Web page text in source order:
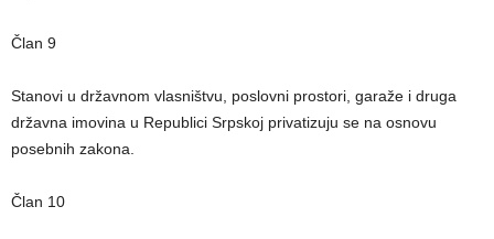
Član 9
Stanovi u državnom vlasništvu, poslovni prostori, garaže i druga
državna imovina u Republici Srpskoj privatizuju se na osnovu
posebnih zakona.
Član 10